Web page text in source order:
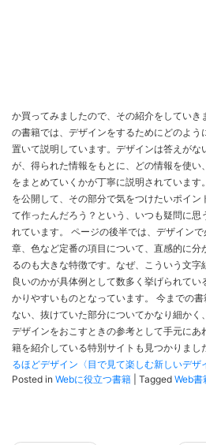
か買ってみましたので、その紹介をしていき
の書籍では、デザインをするためにどのよう
置いて説明しています。デザインは答えがな
が、得られた情報をもとに、どの情報を使い
をまとめていくかが丁寧に説明されていま
を公開して、その部分で気をつけたいポイ
て作ったんだろう？という、いつも疑問に
れています。 ページの後半では、デザイン
章、色など定番の項目について、直感的に
るのも大きな特徴です。なぜ、こういう文
良いのかが具体例として数多く挙げられて
かりやすいものとなっています。 今までの
ない、抜けていた部分についてかなり細かく
デザインをおこすときの参考として手元に
籍を紹介している特別サイトも見つかりまし
るほどデザイン〈目で見て楽しむ新しいデザ
Posted in Webに役立つ書籍 Tagged Web書